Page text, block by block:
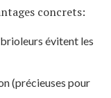
concrets:
évitent les
(précieuses pour